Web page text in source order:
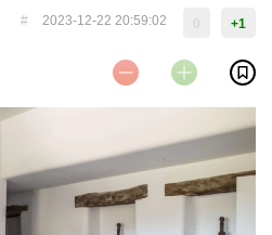
+1
2023-12-22 20:59:02
#